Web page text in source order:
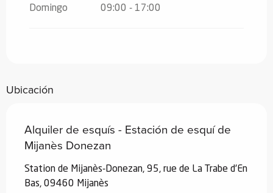
Domingo 09:00 - 17:00
Ubicación
Alquiler de esquís - Estación de esquí de
Mijanès Donezan
Station de Mijanès-Donezan, 95, rue de La Trabe d'En
Bas, 09460 Mijanès